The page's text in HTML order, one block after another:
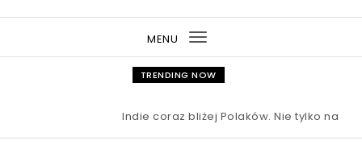
MENU
Toggle
navigation
TRENDING NOW
Indie coraz bliżej Polaków. Nie tylko na